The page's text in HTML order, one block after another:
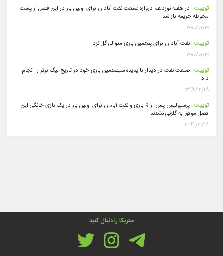
توییت | در هفته نوزدهم دروازه صنعت نفت آبادان برای اولین بار در این فصل از پشت
محوطه جریمه باز شد
۱۴۰۰/۰۱/۱۴
توییت | نفت آبادان برای پنجمین بازی متوالی گل نزد
۱۴۰۰/۰۱/۱۴
توییت | صنعت نفت در دیدار با پدیده سیصدمین بازی خود در تاریخ لیگ برتر را انجام
داد
۱۳۹۹/۱۲/۲۸
توییت |
پرسپولیس پس از 9 بازی و نفت آبادان برای اولین بار در یک بازی خانگی این
فصل موفق به گلزنی نشدند
۱۳۹۹/۱۲/۱۶
متریکا را دنبال کنید